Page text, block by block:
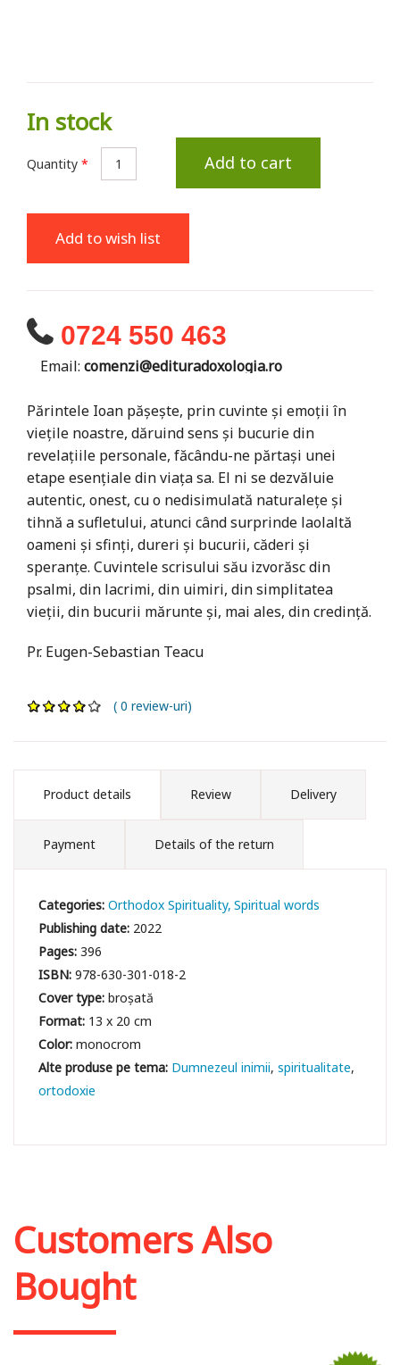
In stock
Quantity * Add to cart
Add to wish list
0724 550 463
Email: comenzi@edituradoxologia.ro
Părintele Ioan pășește, prin cuvinte și emoții în
viețile noastre, dăruind sens și bucurie din
revelațiile personale, făcându-ne părtași unei
etape esențiale din viața sa. El ni se dezvăluie
autentic, onest, cu o nedisimulată naturalețe și
tihnă a sufletului, atunci când surprinde laolaltă
oameni și sfinți, dureri și bucurii, căderi și
speranțe. Cuvintele scrisului său izvorăsc din
psalmi, din lacrimi, din uimiri, din simplitatea
vieții, din bucurii mărunte și, mai ales, din credință.
Pr. Eugen-Sebastian Teacu
( 0 review-uri)
Product details Review Delivery
Payment Details of the return
Categories:Orthodox Spirituality Spiritual words
Publishing date: 2022
Pages:396
ISBN:978-630-301-018-2
Cover type:broșată
Format: 13 x 20 cm
Color:monocrom
Dumnezeul inimii spiritualitate
ortodoxie
Customers Also
Bought